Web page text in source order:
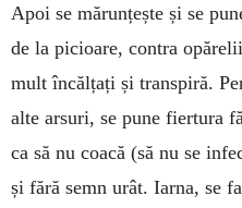
Apoi se mă­runțește și se
de la picioare, contra
mult încălțați și trans­piră.
alte arsuri, se pune fier­tura
ca să nu coacă (să nu se
și fără semn urât. Iarna, se